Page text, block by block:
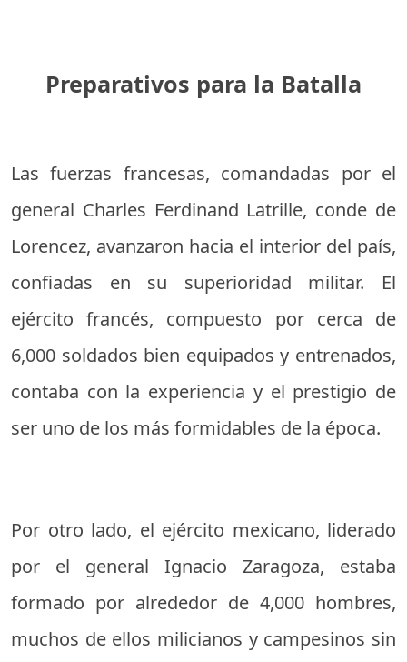
Preparativos para la Batalla
Las fuerzas francesas, comandadas por el
general Charles Ferdinand Latrille, conde de
Lorencez, avanzaron hacia el interior del país,
confiadas en su superioridad militar. El
ejército francés, compuesto por cerca de
6,000 soldados bien equipados y entrenados,
contaba con la experiencia y el prestigio de
ser uno de los más formidables de la época.
Por otro lado, el ejército mexicano, liderado
por el general Ignacio Zaragoza, estaba
formado por alrededor de 4,000 hombres,
muchos de ellos milicianos y campesinos sin